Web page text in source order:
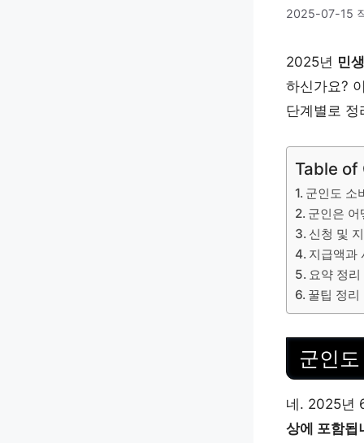
2025-07-15
2025년 민
하신가요?
단계별로 정
Table
군인도 소
군인은 어
신청 및
지급액과
요약 정리
꿀팁 정리
군인
네. 2025년
상에 포함됩